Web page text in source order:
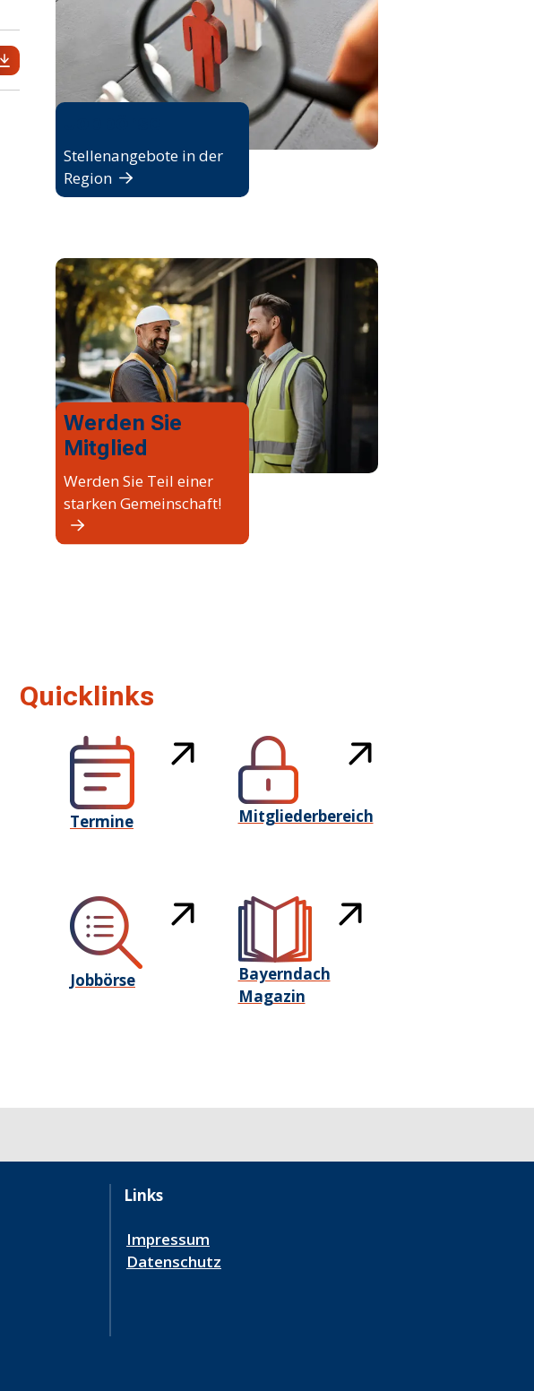
Stellenangebote in der
Region
Werden Sie
Mitglied
Werden Sie Teil einer
starken Gemeinschaft!
Quicklinks
Termine Mitgliederbereich
Jobbörse
Bayerndach
Magazin
Links
Impressum
Datenschutz